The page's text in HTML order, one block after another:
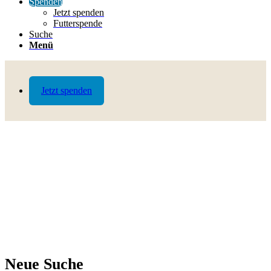
Jetzt spenden
Jetzt spenden
Futterspende
Suche
Menü
Neue Suche